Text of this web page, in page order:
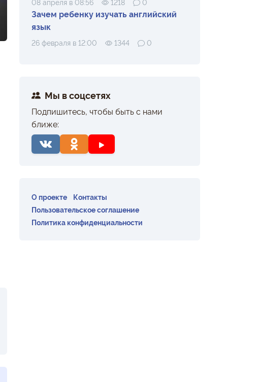
Зачем ребенку изучать английский
язык
26 февраля в 12:00 1344 0
Мы в соцсетях
Подпишитесь, чтобы быть с нами
ближе:
О проекте
Контакты
Пользовательское соглашение
Политика конфиденциальности